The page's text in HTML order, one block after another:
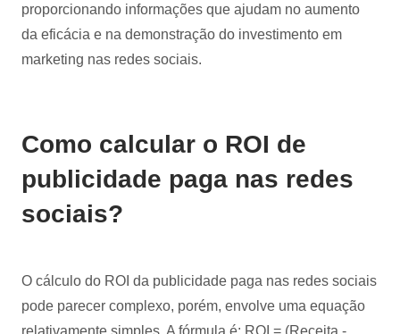
proporcionando informações que ajudam no aumento
da eficácia e na demonstração do investimento em
marketing nas redes sociais.
Como calcular o ROI de
publicidade paga nas redes
sociais?
O cálculo do ROI da publicidade paga nas redes sociais
pode parecer complexo, porém, envolve uma equação